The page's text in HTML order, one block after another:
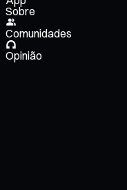
Sobre
Comunidades
Opinião